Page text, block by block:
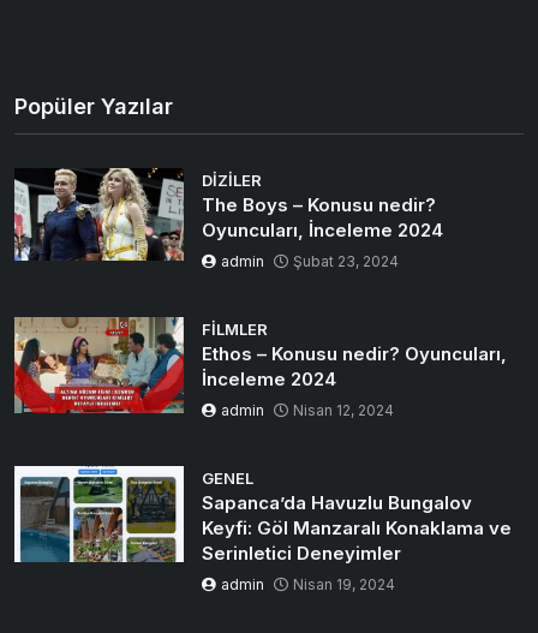
Popüler Yazılar
DIZILER
The Boys – Konusu nedir?
Oyuncuları, İnceleme 2024
admin Şubat 23, 2024
FILMLER
Ethos – Konusu nedir? Oyuncuları,
İnceleme 2024
admin Nisan 12, 2024
GENEL
Sapanca’da Havuzlu Bungalov
Keyfi: Göl Manzaralı Konaklama ve
Serinletici Deneyimler
admin Nisan 19, 2024